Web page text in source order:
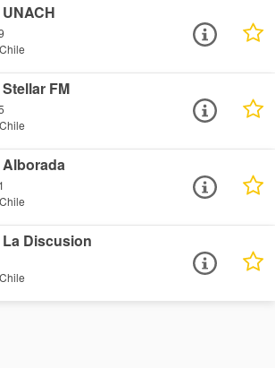
FM
Discusion